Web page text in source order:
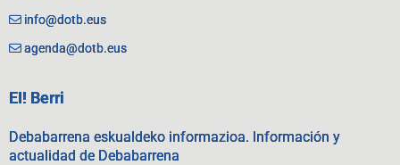
info@dotb.eus
agenda@dotb.eus
EI! Berri
Debabarrena eskualdeko informazioa. Información y
actualidad de Debabarrena